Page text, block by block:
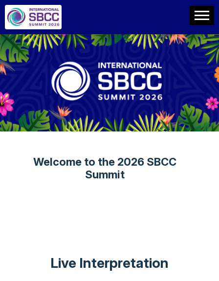
Welcome to the 2026 SBCC
Summit
Live Interpretation